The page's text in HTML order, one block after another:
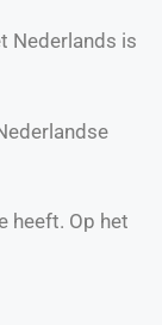
Nederlands is
heeft. Op het